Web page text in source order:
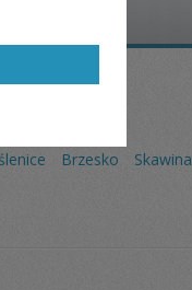
Brzesko Skawina